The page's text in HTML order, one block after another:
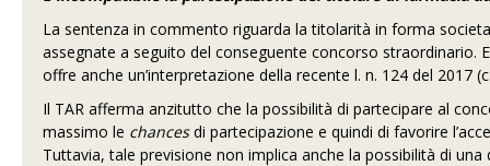
La sentenza in commento riguarda la titolarità in forma
assegnate a seguito del conseguente concorso straordinario.
offre anche un’interpretazione della recente l. n. 124 del 2017
Il TAR afferma anzitutto che la possibilità di partecipare al
massimo le chancesdi partecipazione e quindi di favorire
Tuttavia, tale previsione non implica anche la possibilità di